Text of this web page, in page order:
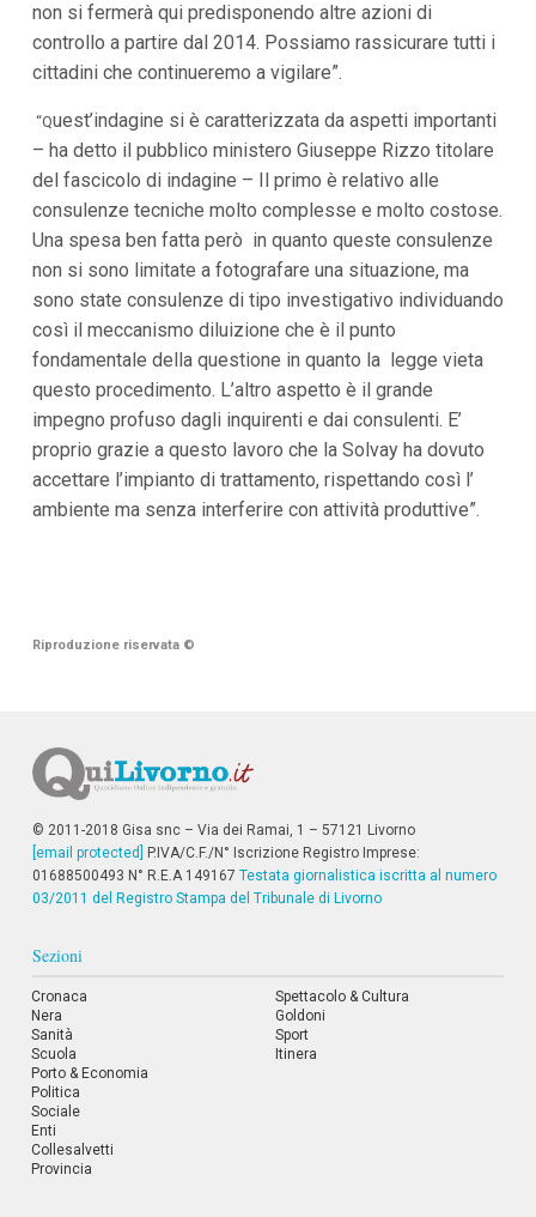
non si fermerà qui predisponendo altre azioni di
controllo a partire dal 2014. Possiamo rassicurare tutti i
cittadini che continueremo a vigilare”.
“Quest’indagine si è caratterizzata da aspetti importanti
– ha detto il pubblico ministero Giuseppe Rizzo titolare
del fascicolo di indagine – Il primo è relativo alle
consulenze tecniche molto complesse e molto costose.
Una spesa ben fatta però in quanto queste consulenze
non si sono limitate a fotografare una situazione, ma
sono state consulenze di tipo investigativo individuando
così il meccanismo diluizione che è il punto
fondamentale della questione in quanto la legge vieta
questo procedimento. L’altro aspetto è il grande
impegno profuso dagli inquirenti e dai consulenti. E’
proprio grazie a questo lavoro che la Solvay ha dovuto
accettare l’impianto di trattamento, rispettando così l’
ambiente ma senza interferire con attività produttive”.
Riproduzione riservata ©
© 2011-2018 Gisa snc – Via dei Ramai, 1 – 57121 Livorno
[email protected]
P.IVA/C.F./N° Iscrizione Registro Imprese:
01688500493 N° R.E.A 149167 Testata giornalistica iscritta al numero
03/2011 del Registro Stampa del Tribunale di Livorno
Sezioni
Cronaca
Nera
Sanità
Scuola
Porto & Economia
Politica
Sociale
Enti
Collesalvetti
Provincia
Spettacolo & Cultura
Goldoni
Sport
Itinera